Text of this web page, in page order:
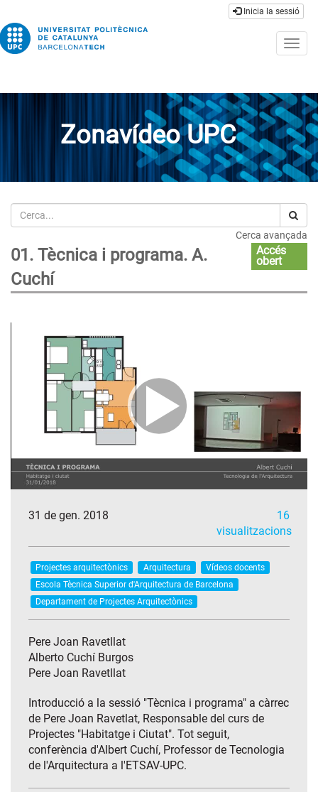
Inicia la sessió
Zonavídeo UPC
Cerca
Cerca avançada
01. Tècnica i programa. A.
Cuchí
Accés
obert
31 de gen. 2018
16
visualitzacions
Projectes arquitectònics Arquitectura
Vídeos docents
Escola Tècnica Superior d'Arquitectura de Barcelona
Departament de Projectes Arquitectònics
Pere Joan Ravetllat
Alberto Cuchí Burgos
Pere Joan Ravetllat
Introducció a la sessió "Tècnica i programa" a càrrec
de Pere Joan Ravetlat, Responsable del curs de
Projectes "Habitatge i Ciutat". Tot seguit,
conferència d'Albert Cuchí, Professor de Tecnologia
de l'Arquitectura a l'ETSAV-UPC.